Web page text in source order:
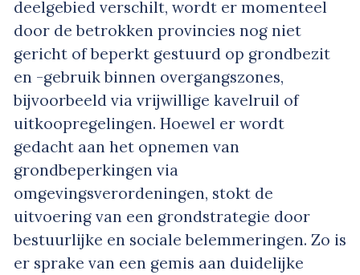
deelgebied verschilt, wordt er momenteel
door de betrokken provincies nog niet
gericht of beperkt gestuurd op grondbezit
en -gebruik binnen overgangszones,
bijvoorbeeld via vrijwillige kavelruil of
uitkoopregelingen. Hoewel er wordt
gedacht aan het opnemen van
grondbeperkingen via
omgevingsverordeningen, stokt de
uitvoering van een grondstrategie door
bestuurlijke en sociale belemmeringen. Zo is
er sprake van een gemis aan duidelijke